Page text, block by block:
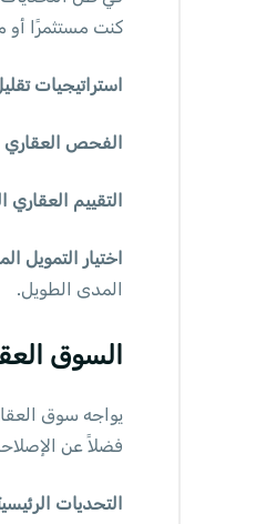
كنت مستثمرًا أو
استراتيجيات
الفحص العقاري
التقييم العقاري
اختيار التمويل
المدى الطويل.
السوق العقاري
فضلاً عن الإصلاحات الكبيرة التي
التحديات